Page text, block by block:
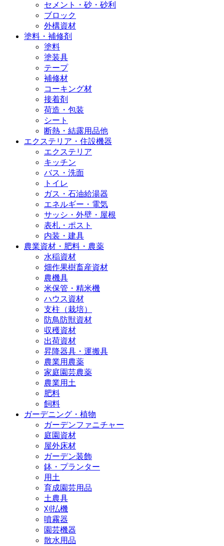
セメント・砂・砂利
ブロック
外構資材
塗料・補修剤
塗料
塗装具
テープ
補修材
コーキング材
接着剤
荷造・包装
シート
断熱・結露用品他
エクステリア・住設機器
エクステリア
キッチン
バス・洗面
トイレ
ガス・石油給湯器
エネルギー・電気
サッシ・外壁・屋根
表札・ポスト
内装・建具
農業資材・肥料・農薬
水稲資材
畑作果樹畜産資材
農機具
米保管・精米機
ハウス資材
支柱（栽培）
防鳥防獣資材
収穫資材
出荷資材
昇降器具・運搬具
農業用農薬
家庭園芸農薬
農業用土
肥料
飼料
ガーデニング・植物
ガーデンファニチャー
庭園資材
屋外床材
ガーデン装飾
鉢・プランター
用土
育成園芸用品
土農具
刈払機
噴霧器
園芸機器
散水用品